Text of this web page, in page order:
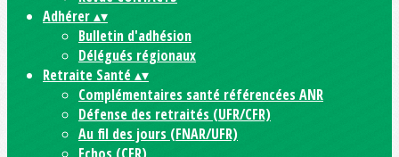
Adhérer▴▾
Bulletin d'adhésion
Délégués régionaux
Retraite Santé▴▾
Complémentaires santé référencées ANR
Défense des retraités (UFR/CFR)
Au fil des jours (FNAR/UFR)